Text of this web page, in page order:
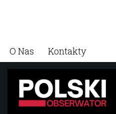
O Nas Kontakty